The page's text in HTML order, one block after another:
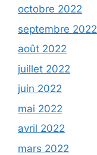
octobre 2022
septembre 2022
août 2022
juillet 2022
juin 2022
mai 2022
avril 2022
mars 2022